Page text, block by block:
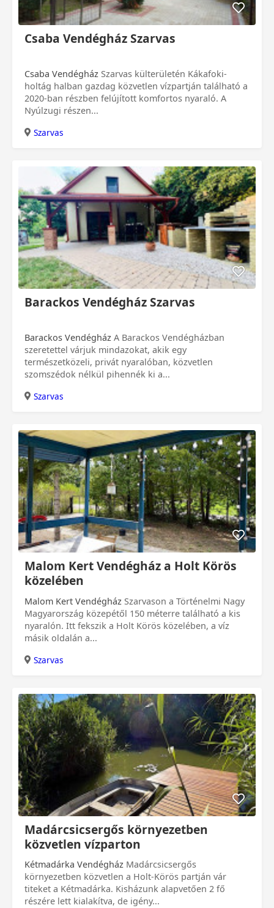
Csaba Vendégház Szarvas
Csaba Vendégház
holtág halban gazdag közvetlen vízpartján található a
2020-ban részben felújított komfortos nyaraló. A
Nyúlzugi részen...
Szarvas
Barackos Vendégház Szarvas
Barackos Vendégház
szeretettel várjuk mindazokat, akik egy
természetközeli, privát nyaralóban, közvetlen
szomszédok nélkül pihennék ki a...
Szarvas
0 Ft
Malom Kert Vendégház a Holt Körös
közelében
Malom Kert Vendégház
Magyarország közepétől 150 méterre található a kis
nyaralón. Itt fekszik a Holt Körös közelében, a víz
másik oldalán a...
Szarvas
0 Ft
Madárcsicsergős környezetben
közvetlen vízparton
Kétmadárka Vendégház
környezetben közvetlen a Holt-Körös partján vár
titeket a Kétmadárka. Kisházunk alapvetően 2 fő
részére lett kialakítva, de igény...